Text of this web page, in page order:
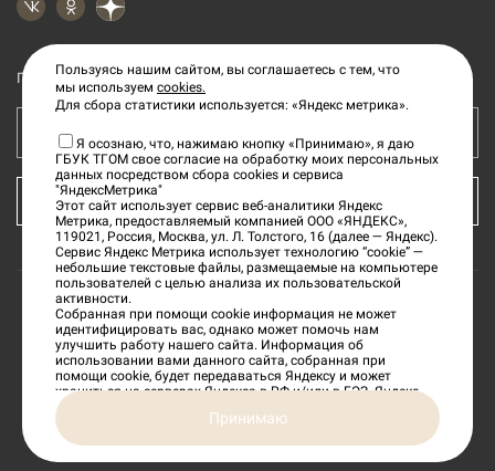
Подпишитесь на рассылку новостей
Ваш e-mail адрес
КУПИТЬ БИЛЕТ
2026«Тверской государственный объединенный
музей»
Сделано в
Пользуясь нашим сайтом, вы соглашаетесь с тем, что
мы используем cookies.
Для сбора статистики используется: «Яндекс метрика».
Я осознаю, что, нажимаю кнопку «Принимаю», я даю
ГБУК ТГОМ свое согласие на обработку моих персональных
данных посредством сбора cookies и сервиса
"ЯндексМетрика"
Этот сайт использует сервис веб-аналитики Яндекс
Метрика, предоставляемый компанией ООО «ЯНДЕКС»,
119021, Россия, Москва, ул. Л. Толстого, 16 (далее — Яндекс).
Сервис Яндекс Метрика использует технологию “cookie” —
небольшие текстовые файлы, размещаемые на компьютере
пользователей с целью анализа их пользовательской
активности.
Собранная при помощи cookie информация не может
идентифицировать вас, однако может помочь нам
улучшить работу нашего сайта. Информация об
использовании вами данного сайта, собранная при
помощи cookie, будет передаваться Яндексу и может
храниться на серверах Яндекса в РФ и/или в ЕЭЗ. Яндекс
будет обрабатывать эту информацию в интересах
владельца сайта, в частности, для оценки использования
вами сайта, составления отчетов об активности на сайте.
Принимаю